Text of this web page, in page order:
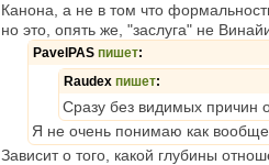
Канона, а не в том что
но это, опять же, "заслуга" не
PavelPAS пишет:
Raudex пишет:
Сразу без видимых причин
Я не очень понимаю как
Зависит о того, какой глубины